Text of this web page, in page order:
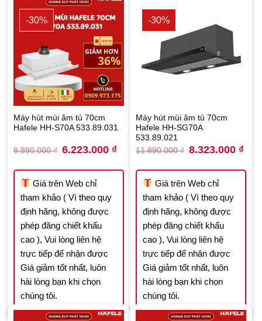
-30%
Máy hút mùi âm tủ 70cm
Hafele HH-S70A 533.89.031
8.890.000₫ Original
price
8.890.000 ₫.
6.223.000 ₫Current
6.223.000 ₫.
Giá trên Web chỉ
tham khảo ( Vì theo quy
định hãng, không được
phép đăng chiết khấu
cao ), Vui lòng liên hệ
trực tiếp để nhận được
Giá giảm tốt nhất, luôn
hài lòng bạn khi chọn
chúng tôi.
-30%
Máy hút mùi âm tủ 70cm
Hafele HH-SG70A
533.89.021
11.890.000₫ Original
price
11.890.000 ₫.
8.323.000 ₫
Giá trên Web chỉ
tham khảo ( Vì theo quy
định hãng, không được
phép đăng chiết khấu
cao ), Vui lòng liên hệ
trực tiếp để nhận được
Giá giảm tốt nhất, luôn
hài lòng bạn khi chọn
chúng tôi.